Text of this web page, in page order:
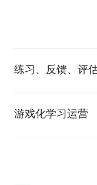
练习、反馈、评
游戏化学习运营